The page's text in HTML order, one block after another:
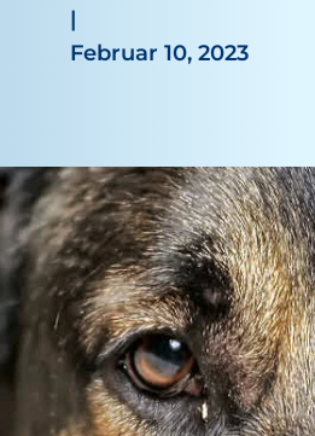
|
Februar 10, 2023